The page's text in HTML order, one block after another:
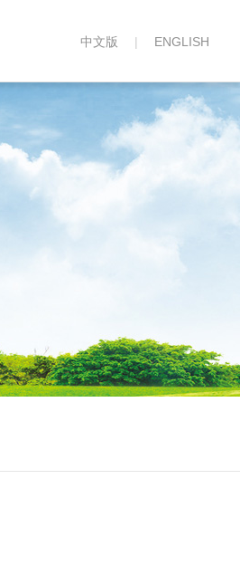
中文版 | ENGLISH